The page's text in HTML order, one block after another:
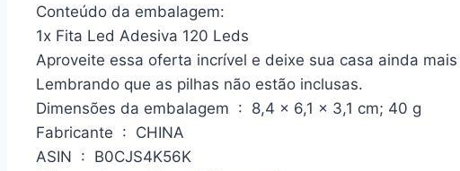
Conteúdo da embalagem:
1x Fita Led Adesiva 120 Leds
Aproveite essa oferta incrível e deixe sua casa ainda
Lembrando que as pilhas não estão inclusas.
Dimensões da embalagem ‏ : ‎ 8,4 x 6,1 x 3,1 cm; 40 g
Fabricante ‏ : ‎ CHINA
ASIN ‏ : ‎ B0CJS4K56K